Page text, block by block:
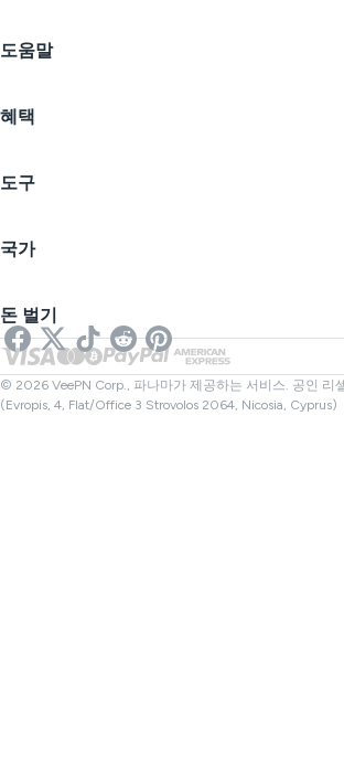
iOS VPN
Firefox
무료 VPN
VPN 다운로드
가격
학생 할인
블로그
도움말
문의하기
개인정보 보호정책
쿠키 기본 설정
혜택
인터넷 개인정보 보호
익명 IP
스트리밍을 위한 VPN
넷플릭스 VPN
도구
IP 숨기기
온라인 SMS
링크 검사기
파일 검사기
국가
영국 VPN
캐나다 VPN
터키 VPN
돈 벌기
제휴사
© 2026 VeePN Corp., 파나마가 제공하는 서비스. 공인 리
(Evropis, 4, Flat/Office 3 Strovolos 2064, Nicosia, Cyprus)